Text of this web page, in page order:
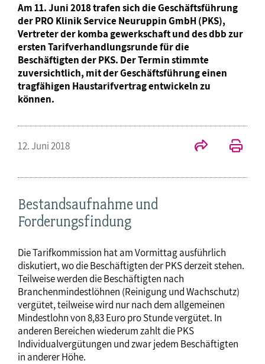
Am 11. Juni 2018 trafen sich die Geschäftsführung
der PRO Klinik Service Neuruppin GmbH (PKS),
Vertreter der komba gewerkschaft und des dbb zur
ersten Tarifverhandlungsrunde für die
Beschäftigten der PKS. Der Termin stimmte
zuversichtlich, mit der Geschäftsführung einen
tragfähigen Haustarifvertrag entwickeln zu
können.
12. Juni 2018
Bestandsaufnahme und
Forderungsfindung
Die Tarifkommission hat am Vormittag ausführlich
diskutiert, wo die Beschäftigten der PKS derzeit stehen.
Teilweise werden die Beschäftigten nach
Branchenmindestlöhnen (Reinigung und Wachschutz)
vergütet, teilweise wird nur nach dem allgemeinen
Mindestlohn von 8,83 Euro pro Stunde vergütet. In
anderen Bereichen wiederum zahlt die PKS
Individualvergütungen und zwar jedem Beschäftigten
in anderer Höhe.